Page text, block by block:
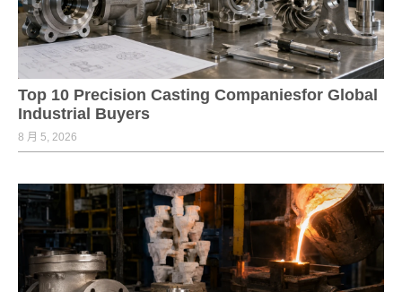
Top 10 Precision Casting Companiesfor Global
Industrial Buyers
8 月 5, 2026